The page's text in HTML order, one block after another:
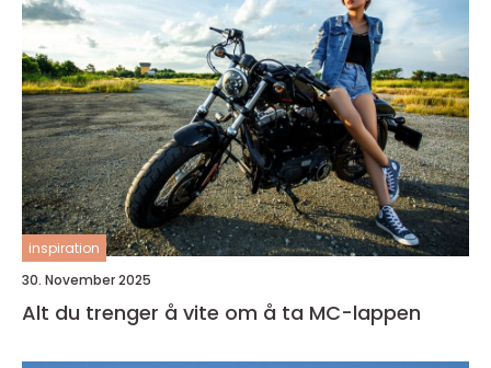
inspiration
30. November 2025
Alt du trenger å vite om å ta MC-lappen